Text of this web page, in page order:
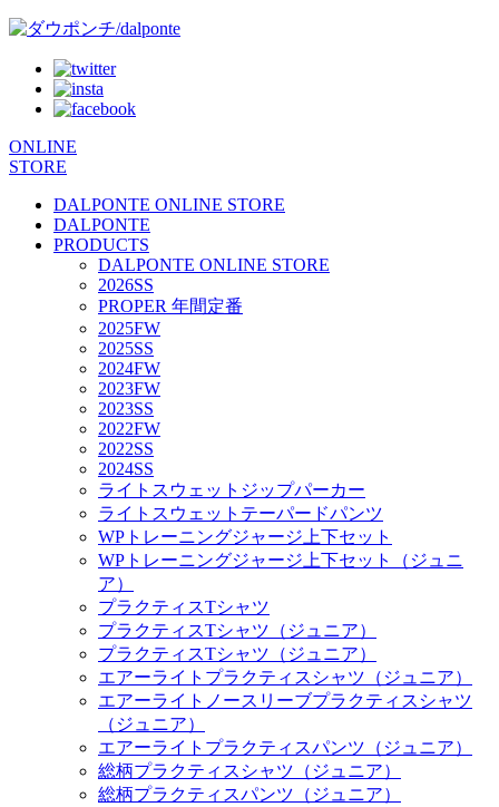
ONLINE
STORE
DALPONTE ONLINE STORE
DALPONTE
PRODUCTS
DALPONTE ONLINE STORE
2026SS
PROPER 年間定番
2025FW
2025SS
2024FW
2023FW
2023SS
2022FW
2022SS
2024SS
ライトスウェットジップパーカー
ライトスウェットテーパードパンツ
WPトレーニングジャージ上下セット
WPトレーニングジャージ上下セット（ジュニ
ア）
プラクティスTシャツ
プラクティスTシャツ（ジュニア）
プラクティスTシャツ（ジュニア）
エアーライトプラクティスシャツ（ジュニア）
エアーライトノースリーブプラクティスシャツ
（ジュニア）
エアーライトプラクティスパンツ（ジュニア）
総柄プラクティスシャツ（ジュニア）
総柄プラクティスパンツ（ジュニア）